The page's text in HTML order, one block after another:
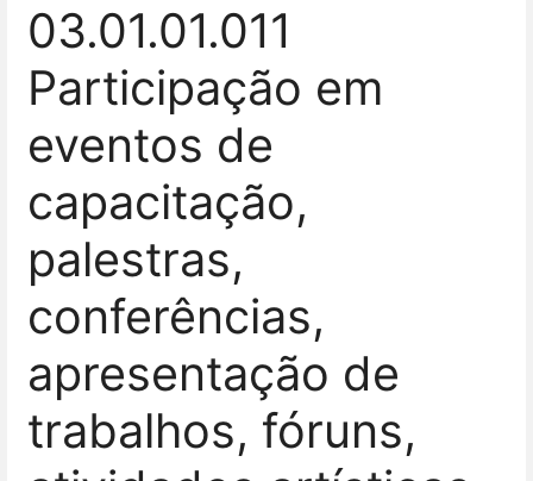
03.01.01.011
Participação em
eventos de
capacitação,
palestras,
conferências,
apresentação de
trabalhos, fóruns,